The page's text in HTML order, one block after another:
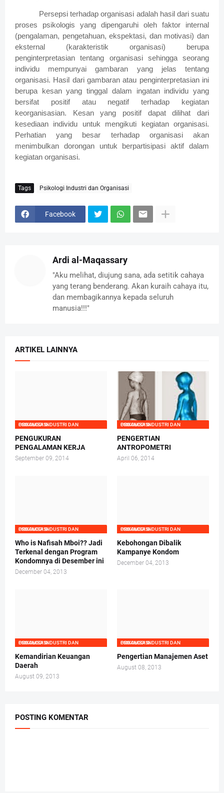
Persepsi terhadap organisasi adalah hasil dari suatu
proses psikologis yang dipengaruhi oleh faktor internal
(pengalaman, pengetahuan, ekspektasi, dan motivasi) dan
eksternal (karakteristik organisasi) berupa
penginterpretasian tentang organisasi sehingga seorang
individu mempunyai gambaran yang jelas tentang
organisasi. Hasil dari gambaran atau penginterpretasian ini
berupa kesan yang tinggal dalam ingatan individu yang
bersifat positif atau negatif terhadap kegiatan
keorganisasian. Kesan yang positif dapat dilihat dari
kesediaan individu untuk mengikuti kegiatan organisasi.
Perhatian yang besar terhadap organisasi akan
menimbulkan dorongan untuk berpartisipasi aktif dalam
kegiatan organisasi.
Tags Psikologi Industri dan Organisasi
Facebook
Ardi al-Maqassary
"Aku melihat, diujung sana, ada setitik cahaya
yang terang benderang. Akan kuraih cahaya itu,
dan membagikannya kepada seluruh
manusia!!!"
ARTIKEL LAINNYA
PSIKOLOGI INDUSTRI DAN ORGANISASI
PENGUKURAN
PENGALAMAN KERJA
September 09, 2014
PSIKOLOGI INDUSTRI DAN ORGANISASI
PENGERTIAN
ANTROPOMETRI
April 06, 2014
PSIKOLOGI INDUSTRI DAN ORGANISASI
Who is Nafisah Mboi?? Jadi
Terkenal dengan Program
Kondomnya di Desember ini
December 04, 2013
PSIKOLOGI INDUSTRI DAN ORGANISASI
Kebohongan Dibalik
Kampanye Kondom
December 04, 2013
PSIKOLOGI INDUSTRI DAN ORGANISASI
Kemandirian Keuangan
Daerah
August 09, 2013
PSIKOLOGI INDUSTRI DAN ORGANISASI
Pengertian Manajemen Aset
August 08, 2013
POSTING KOMENTAR